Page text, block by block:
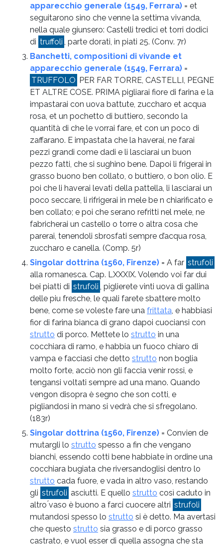
apparecchio generale (1549, Ferrara) = et
seguitarono sino che venne la settima vivanda,
nella quale giunsero: Castelli tredici et torri dodici
di truffoli , parte dorati, in piati 25. (Conv. 7r)
Banchetti, compositioni di vivande et
apparecchio generale (1549, Ferrara) =
TRUFFOLO PER FAR TORRE, CASTELLI, PEGNE
ET ALTRE COSE. PRIMA pigliarai fiore di farina e la
impastarai con uova battute, zuccharo et acqua
rosa, et un pochetto di buttiero, secondo la
quantità di che le vorrai fare, et con un poco di
zaffarano. E impastata che la haverai, ne farai
pezzi grandi come dadi e li lasciarai un buon
pezzo fatti, che si sughino bene. Dapoi li frigerai in
grasso buono ben collato, o buttiero, o bon olio. E
poi che li haverai levati della pattella, li lasciarai un
poco seccare, li rifrigerai in mele be n chiarificato e
ben collato; e poi che serano refritti nel mele, ne
fabricherai un castello o torre o altra cosa che
parerai, tenendoli sbrosfati sempre d’acqua rosa,
zuccharo e canella. (Comp. 5r)
Singolar dottrina (1560, Firenze) = A far strufoli
alla romanesca. Cap. LXXXIX. Volendo voi far dui
bei piatti di strufoli , piglierete vinti uova di gallina
delle piu fresche, le quali farete sbattere molto
bene, come se voleste fare una frittata, e habbiasi
fior di farina bianca di grano dapoi cuociansi con
strutto di porco. Mettete lo strutto in una
cocchiara di ramo, e habbia un fuoco chiaro di
vampa e facciasi che detto strutto non boglia
molto forte, acciò non gli faccia venir rossi, e
tengansi voltati sempre ad una mano. Quando
vengon disopra è segno che son cotti, e
pigliandosi in mano si vedrà che si sfregolano.
(183r)
Singolar dottrina (1560, Firenze) = Convien de
mutargli lo strutto spesso a fin che vengano
bianchi, essendo cotti bene habbiate in ordine una
cocchiara bugiata che riversandoglisi dentro lo
strutto cada fuore, e vada in altro vaso, restando
gli strufoli asciutti. E quello strutto così caduto in
altro ́vaso è buono a farci cuocere altri strufoli
mutandosi spesso lo strutto si è detto. Ma avertasi
che questo strutto sia grasso e di porco grasso
castrato, e vuol esser di quella assogna che sta